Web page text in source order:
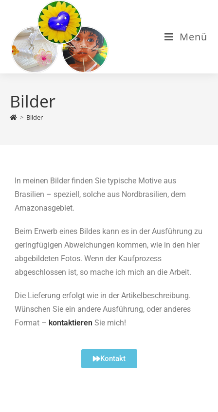
Menü
Bilder
> Bilder
In meinen Bilder finden Sie typische Motive aus
Brasilien – speziell, solche aus Nordbrasilien, dem
Amazonasgebiet.
Beim Erwerb eines Bildes kann es in der Ausführung zu
geringfügigen Abweichungen kommen, wie in den hier
abgebildeten Fotos. Wenn der Kaufprozess
abgeschlossen ist, so mache ich mich an die Arbeit.
Die Lieferung erfolgt wie in der Artikelbeschreibung.
Wünschen Sie ein andere Ausführung, oder anderes
Format – kontaktieren Sie mich!
Kontakt